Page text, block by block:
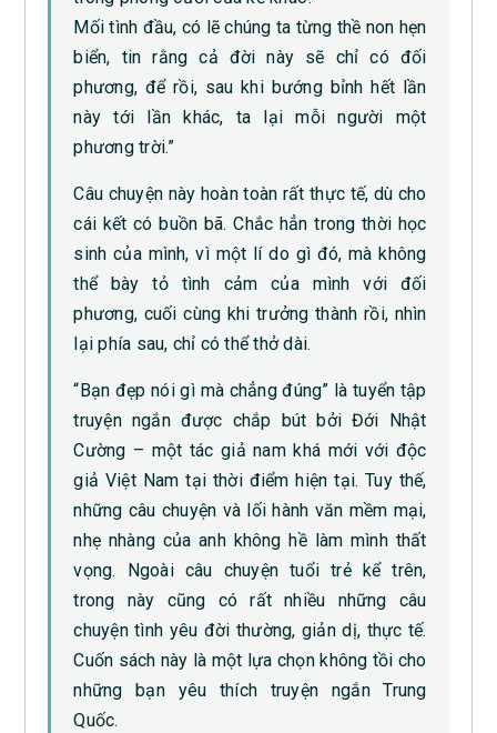
Mối tình đầu, có lẽ chúng ta từng thề non hẹn
biển, tin rằng cả đời này sẽ chỉ có đối
phương, để rồi, sau khi bướng bỉnh hết lần
này tới lần khác, ta lại mỗi người một
phương trời.”
Câu chuyện này hoàn toàn rất thực tế, dù cho
cái kết có buồn bã. Chắc hẳn trong thời học
sinh của mình, vì một lí do gì đó, mà không
thể bày tỏ tình cảm của mình với đối
phương, cuối cùng khi trưởng thành rồi, nhìn
lại phía sau, chỉ có thể thở dài.
“Bạn đẹp nói gì mà chẳng đúng” là tuyển tập
truyện ngắn được chắp bút bởi Đới Nhật
Cường – một tác giả nam khá mới với độc
giả Việt Nam tại thời điểm hiện tại. Tuy thế,
những câu chuyện và lối hành văn mềm mại,
nhẹ nhàng của anh không hề làm mình thất
vọng. Ngoài câu chuyện tuổi trẻ kể trên,
trong này cũng có rất nhiều những câu
chuyện tình yêu đời thường, giản dị, thực tế.
Cuốn sách này là một lựa chọn không tồi cho
những bạn yêu thích truyện ngắn Trung
Quốc.